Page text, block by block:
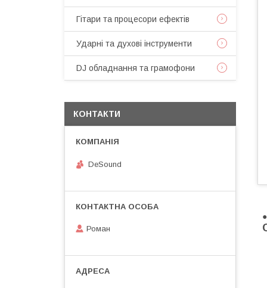
Гітари та процесори ефектів
Ударні та духові інструменти
DJ обладнання та грамофони
КОНТАКТИ
DeSound
Роман